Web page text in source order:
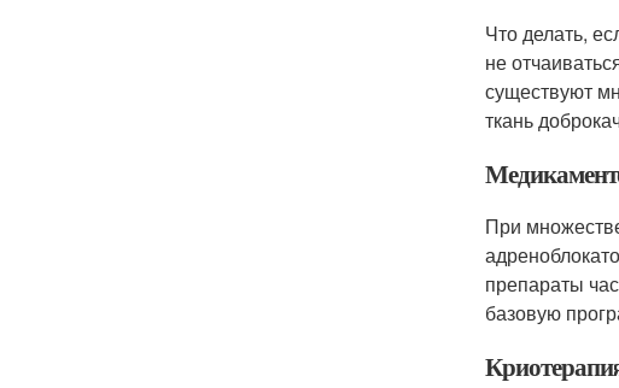
Что делать,
не
существуют
ткань
При
препараты
базовую